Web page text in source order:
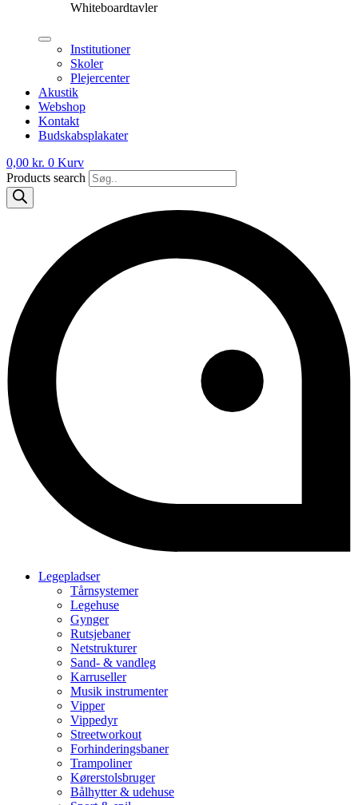
Whiteboardtavler
Institutioner
Skoler
Plejercenter
Akustik
Webshop
Kontakt
Budskabsplakater
0,00 kr. 0 Kurv
Products search
Legepladser
Tårnsystemer
Legehuse
Gynger
Rutsjebaner
Netstrukturer
Sand- & vandleg
Karruseller
Musik instrumenter
Vipper
Vippedyr
Streetworkout
Forhinderingsbaner
Trampoliner
Kørerstolsbruger
Bålhytter & udehuse